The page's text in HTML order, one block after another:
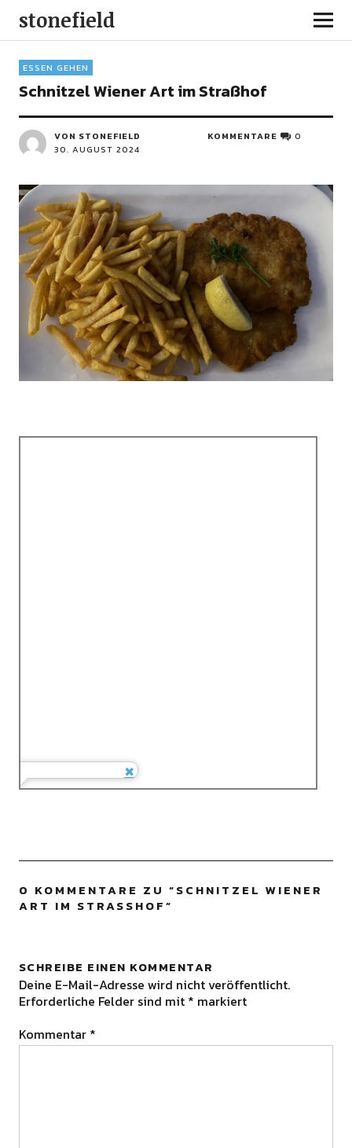
stonefield
ESSEN GEHEN
Schnitzel Wiener Art im Straßhof
VON STONEFIELD
30. AUGUST 2024
KOMMENTARE 0
0 KOMMENTARE ZU “SCHNITZEL WIENER
ART IM STRASSHOF
”
SCHREIBE EINEN KOMMENTAR
Deine E-Mail-Adresse wird nicht veröffentlicht.
Erforderliche Felder sind mit * markiert
Kommentar *